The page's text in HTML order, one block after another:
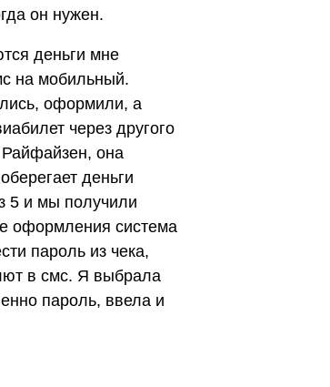
он нужен.
деньги мне
на мобильный.
оформили, а
через другого
Райфайзен, она
деньги
5 и мы получили
оформления система
пароль из чека,
в смс. Я выбрала
пароль, ввела и